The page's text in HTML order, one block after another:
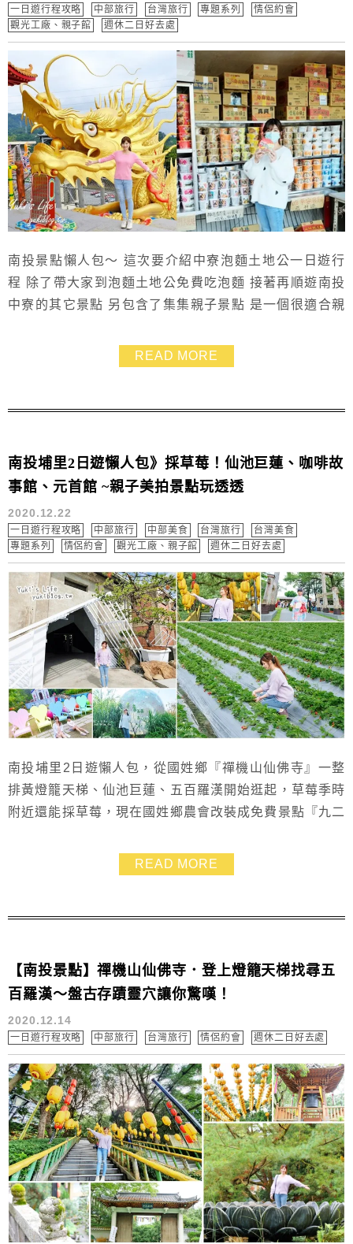
一日遊行程攻略 中部旅行 台灣旅行 專題系列
情侶約會
觀光工廠、親子館
週休二日好去處
南投景點懶人包～ 這次要介紹中寮泡麵土地公一日遊行
程 除了帶大家到泡麵土地公免費吃泡麵 接著再順遊南投
中寮的其它景點 另包含了集集親子景點 是一個很適合親
READ MORE
南投埔里2日遊懶人包》採草莓！仙池巨蓮、咖啡故
事館、元首館 ~親子美拍景點玩透透
2020.12.22
一日遊行程攻略 中部旅行 中部美食 台灣旅行
台灣美食
專題系列
情侶約會 觀光工廠、親子館 週休二日好去處
南投埔里2日遊懶人包，從國姓鄉『禪機山仙佛寺』一整
排黃燈籠天梯、仙池巨蓮、五百羅漢開始逛起，草莓季時
附近還能採草莓，現在國姓鄉農會改裝成免費景點『九二
景點，這次出遊一次玩透透吧！
READ MORE
【南投景點】禪機山仙佛寺．登上燈籠天梯找尋五
百羅漢～盤古存蹟靈穴讓你驚嘆！
2020.12.14
一日遊行程攻略 中部旅行 台灣旅行 情侶約會 週休二日好去處